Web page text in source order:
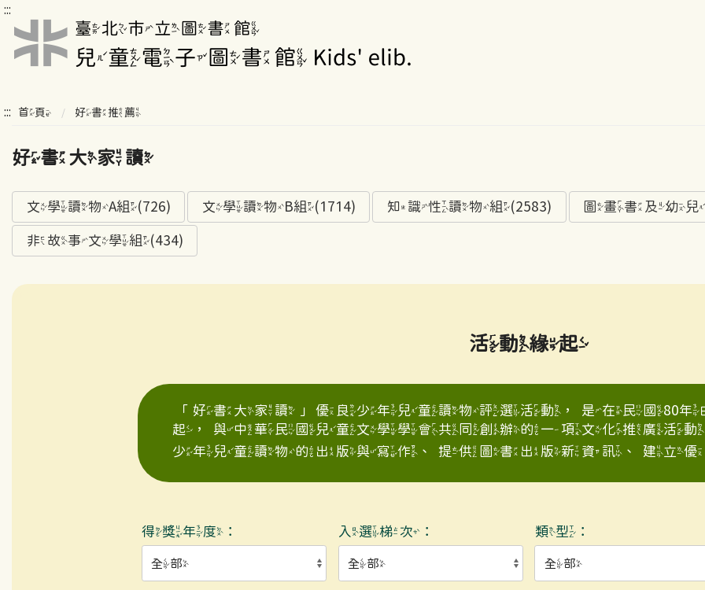
:::
::: 首頁 好書推薦
好書大家讀
文學讀物A組(726) 文學讀物B組(1714) 知識性讀物組(2583) 圖畫書及幼兒
非故事文學組(434)
活動緣起
「好書大家讀」優良少年兒童讀物評選活動，是在民國80
起，與中華民國兒童文學學會共同創辦的一項文化推廣活
少年兒童讀物的出版與寫作、提供圖書出版新資訊、建立優
得獎年度： 入選梯次： 類型：